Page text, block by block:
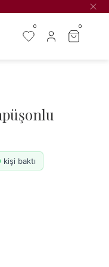
0 0
kişi baktı